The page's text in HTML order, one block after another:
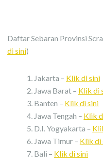
Daftar Sebaran Provinsi
di sini)
Jakarta – Klik di sini
Jawa Barat – Klik di
Banten – Klik di sini
Jawa Tengah – Klik
D.I. Yogyakarta –
Jawa Timur – Klik di
Bali – Klik di sini